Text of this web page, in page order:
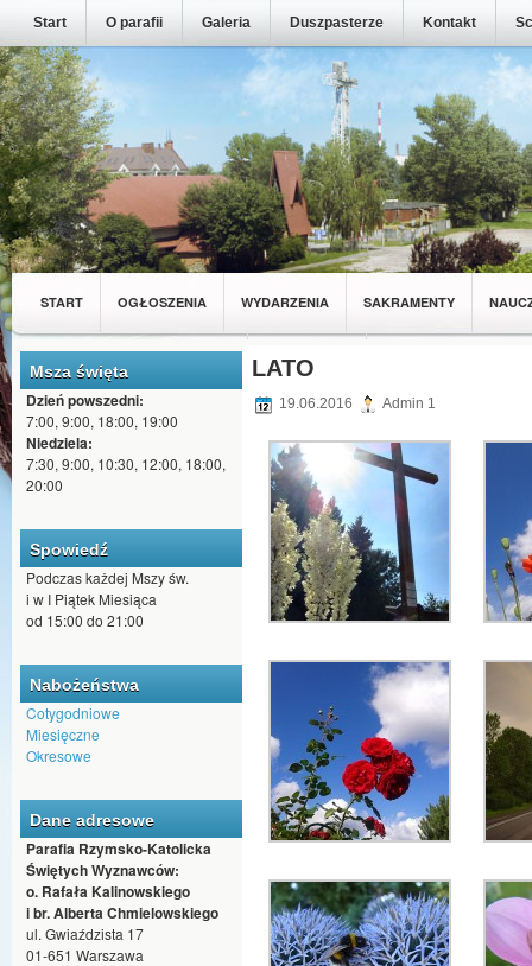
Start O parafii Galeria Duszpasterze Kontakt
START OGŁOSZENIA WYDARZENIA SAKRAMENTY
MŁODZIEŻ Z NASZEJ PARAFII WSPÓLNOTY
Msza święta
Dzień powszedni:
7:00, 9:00, 18:00, 19:00
Niedziela:
7:30, 9:00, 10:30, 12:00, 18:00,
20:00
Spowiedź
Podczas każdej Mszy św.
i w I Piątek Miesiąca
od 15:00 do 21:00
Nabożeństwa
Cotygodniowe
Miesięczne
Okresowe
Dane adresowe
Parafia Rzymsko-Katolicka
Świętych Wyznawców:
o. Rafała Kalinowskiego
i br. Alberta Chmielowskiego
ul. Gwiaździsta 17
01-651 Warszawa
LATO
19.06.2016 Admin 1